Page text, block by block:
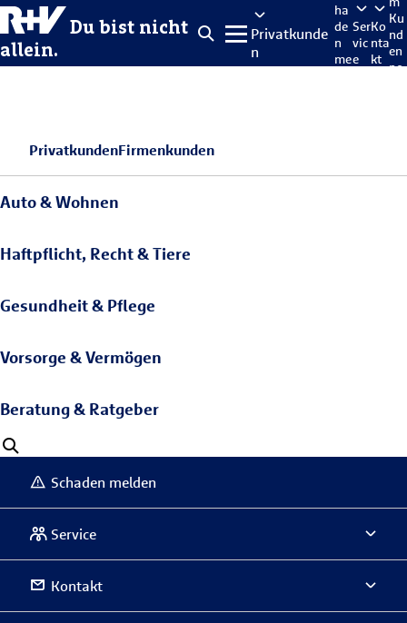
Du bist nicht
allein.
Privatkunde
n
ha
de
n
me
Ser
vic
e
Ko
nta
kt
Ku
nd
en
po
PrivatkundenFirmenkunden
Auto & Wohnen
Haftpflicht, Recht & Tiere
Gesundheit & Pflege
Vorsorge & Vermögen
Beratung & Ratgeber
Schaden melden
Service
Kontakt